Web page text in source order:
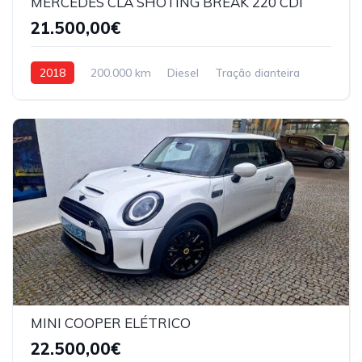
21.500,00€
2018 200.000 km Diesel Tração dianteira
MINI COOPER ELÉTRICO
22.500,00€